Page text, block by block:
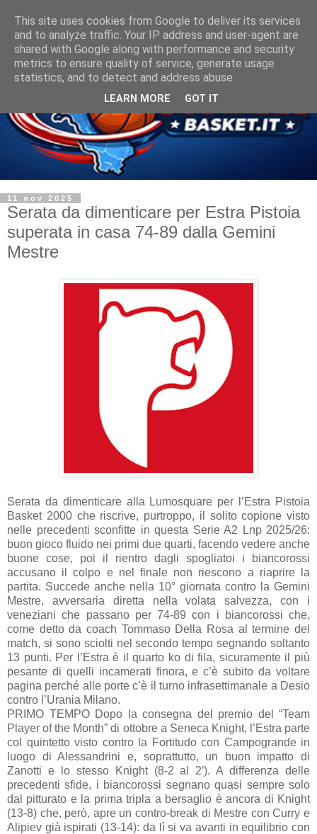
11 nov 2025
Serata da dimenticare per Estra Pistoia
superata in casa 74-89 dalla Gemini
Mestre
Serata da dimenticare alla Lumosquare per l’Estra Pistoia
Basket 2000 che riscrive, purtroppo, il solito copione visto
nelle precedenti sconfitte in questa Serie A2 Lnp 2025/26:
buon gioco fluido nei primi due quarti, facendo vedere anche
buone cose, poi il rientro dagli spogliatoi i biancorossi
accusano il colpo e nel finale non riescono a riaprire la
partita. Succede anche nella 10° giornata contro la Gemini
Mestre, avversaria diretta nella volata salvezza, con i
veneziani che passano per 74-89 con i biancorossi che,
come detto da coach Tommaso Della Rosa al termine del
match, si sono sciolti nel secondo tempo segnando soltanto
13 punti. Per l’Estra è il quarto ko di fila, sicuramente il più
pesante di quelli incamerati finora, e c’è subito da voltare
pagina perché alle porte c’è il turno infrasettimanale a Desio
contro l’Urania Milano.
PRIMO TEMPO Dopo la consegna del premio del “Team
Player of the Month” di ottobre a Seneca Knight, l’Estra parte
col quintetto visto contro la Fortitudo con Campogrande in
luogo di Alessandrini e, soprattutto, un buon impatto di
Zanotti e lo stesso Knight (8-2 al 2′). A differenza delle
precedenti sfide, i biancorossi segnano quasi sempre solo
dal pitturato e la prima tripla a bersaglio è ancora di Knight
(13-8) che, però, apre un contro-break di Mestre con Curry e
Alipiev già ispirati (13-14): da lì si va avanti in equilibrio con
This site uses cookies from Google to deliver its services
and to analyze traffic. Your IP address and user-agent are
shared with Google along with performance and security
metrics to ensure quality of service, generate usage
statistics, and to detect and address abuse.
LEARN MORE GOT IT